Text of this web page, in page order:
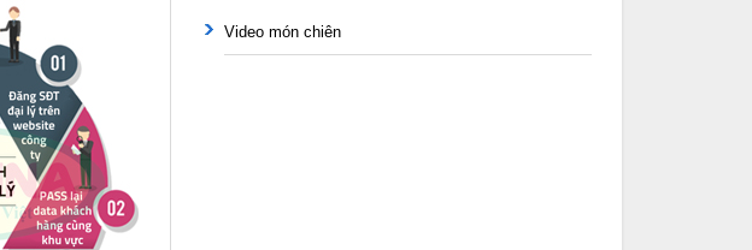
Video món chiên